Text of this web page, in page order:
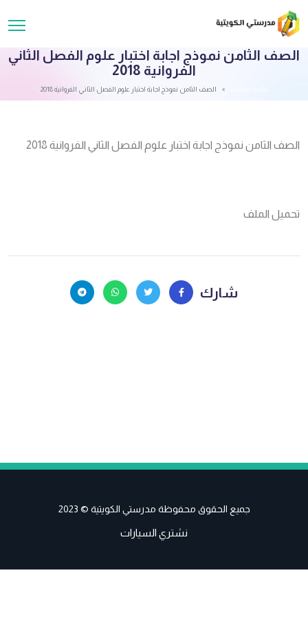
الصف الثامن نموذج اجابة اختبار علوم الفصل الثاني
الفروانية 2018
الصف الثامن نموذج اجابة اختبار علوم الفصل الثاني الفروانية 2018
الصف الثامن نموذج اجابة اختبار علوم الفصل الثاني الفروانية 2018
تحميل الملف
شارك
جميع الحقوق محفوظة مدرستي الكويتية © 2023
نشتري السيارات